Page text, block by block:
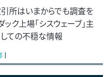
所はいまからでも調査を
ク上場「シスウェーブ」主
ての不穏な情報